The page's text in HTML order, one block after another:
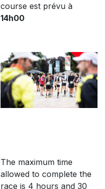
course est prévu à
14h00
The maximum time
allowed to complete the
race is 4 hours and 30